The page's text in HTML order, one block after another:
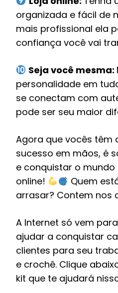
organizada e fácil de
mais profissional ela
confiança você vai
Seja você mesma:
personalidade em
se conectam com
pode ser seu maior
Agora que vocês têm
sucesso em mãos, é
e conquistar o
online!
Quem
arrasar? Contem nos
A Internet só vem
ajudar a conquistar
clientes para seu
e crochê. Clique
kit que te ajudará